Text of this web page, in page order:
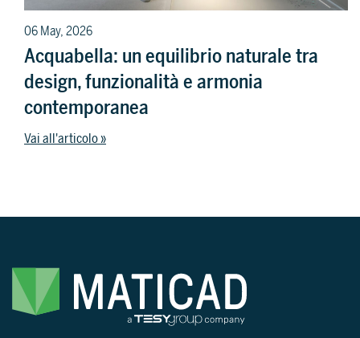
06 May, 2026
Acquabella: un equilibrio naturale tra
design, funzionalità e armonia
contemporanea
Vai all'articolo »